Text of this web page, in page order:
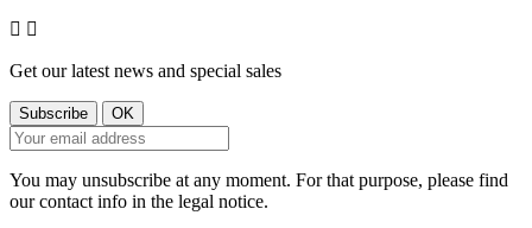
 
Get our latest news and special sales
You may unsubscribe at any moment. For that purpose, please find
our contact info in the legal notice.